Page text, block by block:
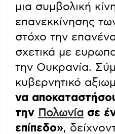
μια συμβολική
επανεκκίνησης
στόχο την
σχετικά με
την Ουκρανία.
κυβερνητικό
να
την Πολωνία σε
επίπεδο»,